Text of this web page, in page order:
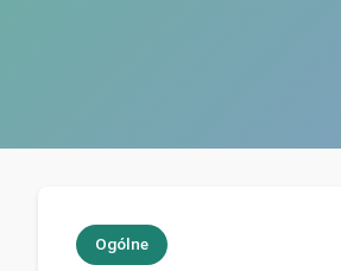
Ogólne